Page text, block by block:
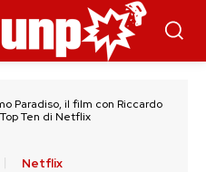
Paradiso, il film con Riccardo
Ten di Netflix
Netflix